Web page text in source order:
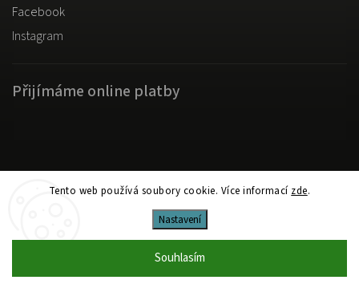
Tento web používá soubory cookie. Více informací zde.
Nastavení
Souhlasím
Facebook
Instagram
Přijímáme online platby
Copyright 2026pixada.cz. Všechna práva vyhrazena.
Upravit nastavení cookies
Shoptet| DesignShoptak.cz